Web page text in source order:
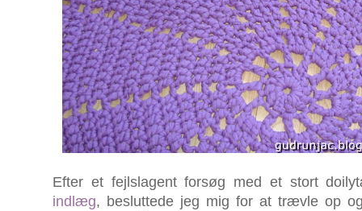
Efter et fejlslagent forsøg med et stort
indlæg, besluttede jeg mig for at trævle op